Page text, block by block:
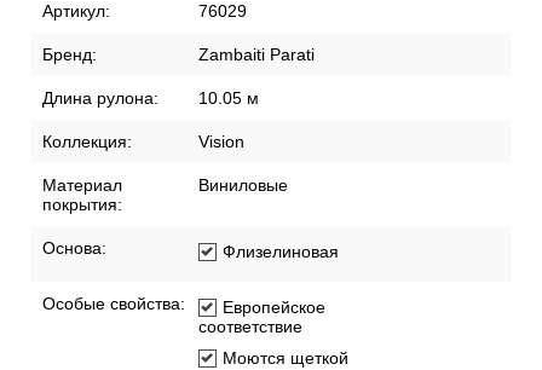
Артикул: 76029
Бренд: Zambaiti Parati
Длина рулона: 10.05 м
Коллекция: Vision
Материал
покрытия:
Виниловые
Основа: Флизелиновая
Особые свойства:
Европейское
соответствие
Моются щеткой